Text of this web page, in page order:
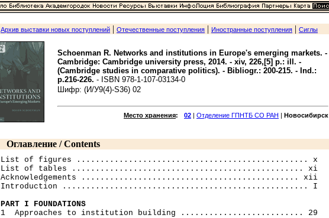
Архив выставки новых поступлений | Отечественные поступления | Иностранные поступления | Сиглы
Schoenman R. Networks and institutions in Europe's emerging markets. -
Cambridge: Cambridge university press, 2014. - xiv, 226,[5] p.: ill. -
(Cambridge studies in comparative politics). - Bibliogr.: 200-215. - Ind.:
p.216-226. - ISBN 978-1-107-03134-0
Шифр: (И/У9(4)-S36) 02
Место хранения: 02 | Отделение ГПНТБ СО РАН | Новосибирск
Оглавление / Contents
List of figures ................................................. x
List of tables ................................................. xi
Acknowledgements .............................................. xii
Introduction .................................................... I
PART I FOUNDATIONS
1  Approaches to institution building .......................... 29